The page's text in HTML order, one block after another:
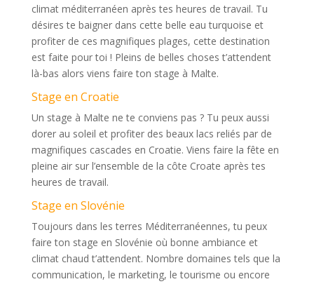
climat méditerranéen après tes heures de travail. Tu
désires te baigner dans cette belle eau turquoise et
profiter de ces magnifiques plages, cette destination
est faite pour toi ! Pleins de belles choses t’attendent
là-bas alors viens faire ton stage à Malte.
Stage en Croatie
Un stage à Malte ne te conviens pas ? Tu peux aussi
dorer au soleil et profiter des beaux lacs reliés par de
magnifiques cascades en Croatie. Viens faire la fête en
pleine air sur l’ensemble de la côte Croate après tes
heures de travail.
Stage en Slovénie
Toujours dans les terres Méditerranéennes, tu peux
faire ton stage en Slovénie où bonne ambiance et
climat chaud t’attendent. Nombre domaines tels que la
communication, le marketing, le tourisme ou encore